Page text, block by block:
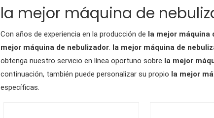
la mejor máquina de
Con años de experiencia en la producción de la mejor máquina
mejor máquina de nebulizador. la mejor máquina de
obtenga nuestro servicio en línea oportuno sobre la mejor
continuación, también puede personalizar su propio la mejor
específicas.